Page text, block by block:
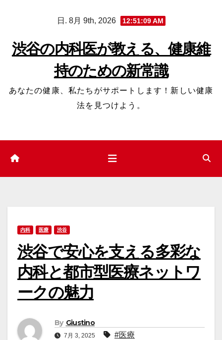
プ
日. 8月 9th, 2026 12:51:10 AM
渋谷の内科医が教える、健康維
持のための新常識
あなたの健康、私たちがサポートします！新しい健康
法を見つけよう。
内科 医療 渋谷
渋谷で安心を支える多彩な
内科と都市型医療ネットワ
ークの魅力
By Giustino
7月 3, 2025 #医療